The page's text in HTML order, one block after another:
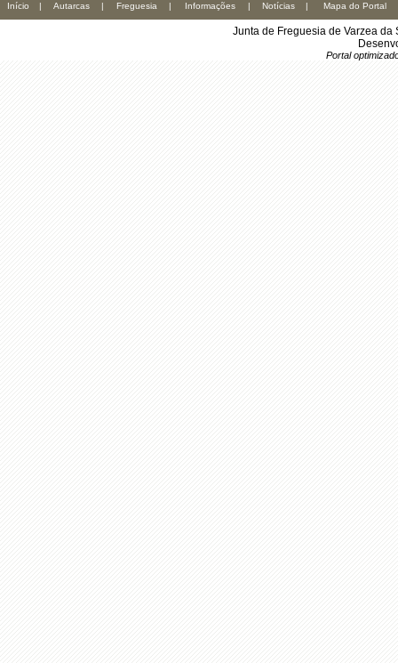
Início | Autarcas | Freguesia | Informações | Notícias | Mapa do Portal
Junta de Freguesia de Varzea
Portal